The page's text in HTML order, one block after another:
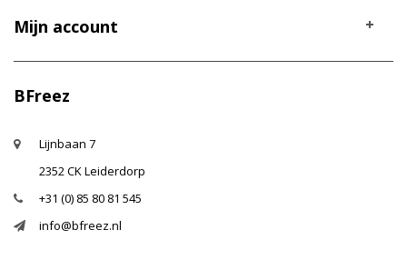
Mijn account
BFreez
Lijnbaan 7
2352 CK Leiderdorp
+31 (0) 85 80 81 545
info@bfreez.nl